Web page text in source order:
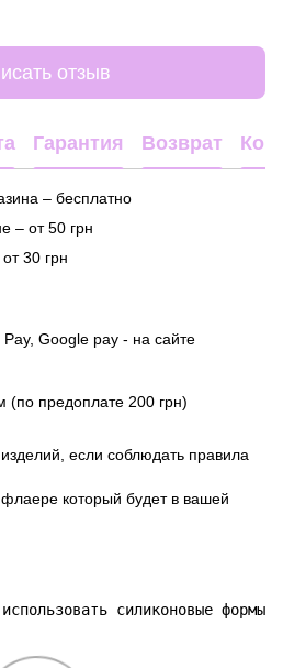
отзыв
Гарантия Возврат
– бесплатно
– от 50 грн
30 грн
Google pay - на сайте
предоплате 200 грн)
если соблюдать правила
который будет в вашей
силиконовые формы